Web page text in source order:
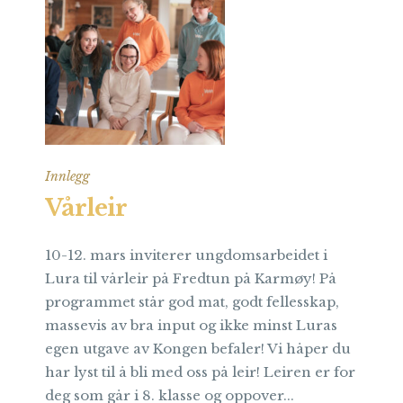
Innlegg
Vårleir
10-12. mars inviterer ungdomsarbeidet i
Lura til vårleir på Fredtun på Karmøy! På
programmet står god mat, godt fellesskap,
massevis av bra input og ikke minst Luras
egen utgave av Kongen befaler! Vi håper du
har lyst til å bli med oss på leir! Leiren er for
deg som går i 8. klasse og oppover...